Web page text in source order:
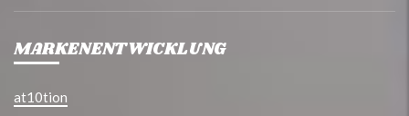
MARKENENTWICKLUNG
at10tion